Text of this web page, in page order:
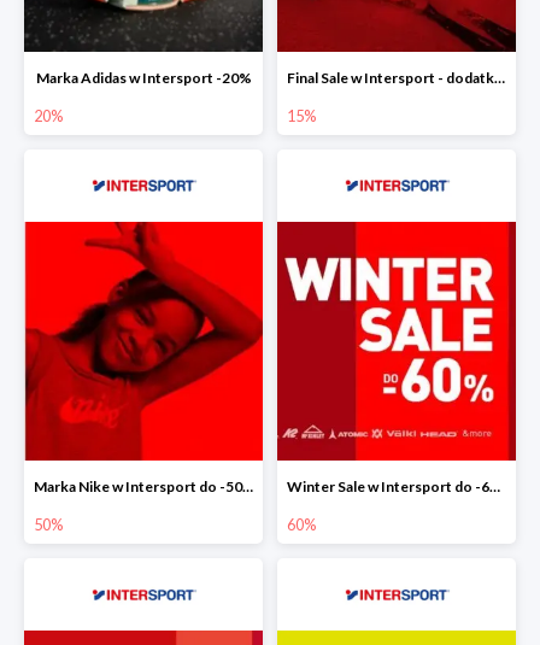
Marka Adidas w Intersport -20%
20%
Final Sale w Intersport - dodatkowe -15% rabatu
15%
Marka Nike w Intersport do -50%
50%
Winter Sale w Intersport do -60%
60%